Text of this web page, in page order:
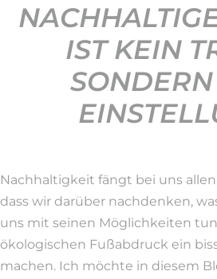
IST KEIN
Nachhaltigkeit fängt bei uns
dass wir darüber nachdenken,
uns mit seinen Möglichkeiten
ökologischen Fußabdruck ein
machen. Ich möchte in diesem